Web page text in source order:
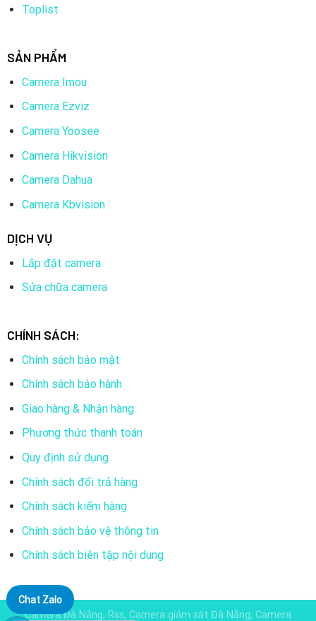
Toplist
SẢN PHẨM
Camera Imou
Camera Ezviz
Camera Yoosee
Camera Hikvision
Camera Dahua
Camera Kbvision
DỊCH VỤ
Lắp đặt camera
Sửa chữa camera
CHÍNH SÁCH:
Chính sách bảo mật
Chính sách bảo hành
Giao hàng & Nhận hàng
Phương thức thanh toán
Quy định sử dụng
Chính sách đổi trả hàng
Chính sách kiểm hàng
Chính sách bảo vệ thông tin
Chính sách biên tập nội dung
Camera Đà Nẵng, Rss, Camera giám sát Đà Nẵng, Camera
Chat Zalo